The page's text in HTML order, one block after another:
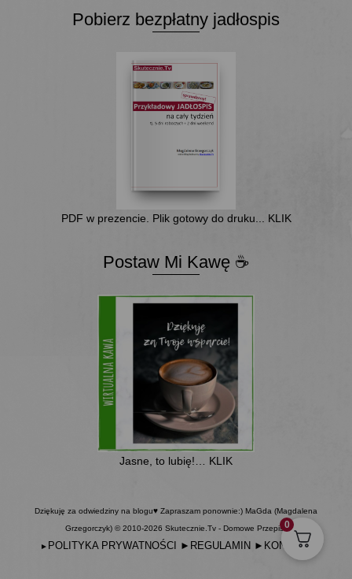
Pobierz bezpłatny jadłospis
PDF w prezencie. Plik gotowy do druku... KLIK
Postaw Mi Kawę ☕
Jasne, to lubię!… KLIK
Dziękuję za odwiedziny na blogu♥ Zapraszam ponownie:) MaGda (Magdalena
Grzegorczyk) © 2010-2026 Skutecznie.Tv - Domowe Przepisy
► POLITYKA PRYWATNOŚCI ► REGULAMIN ► KONTAKT
0